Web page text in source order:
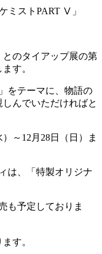
ミスト PART Ⅴ」
のタイアップ展の第
す。
をテーマに、物語の
んでいただければと
）～ 12 月 28日（日）ま
は、「特製オリジナ
も予定しておりま
す。